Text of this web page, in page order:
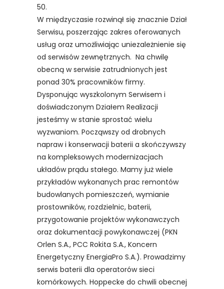
50.
W międzyczasie rozwinął się znacznie Dział
Serwisu, poszerzając zakres oferowanych
usług oraz umożliwiając uniezależnienie się
od serwisów zewnętrznych. Na chwilę
obecną w serwisie zatrudnionych jest
ponad 30% pracowników firmy.
Dysponując wyszkolonym Serwisem i
doświadczonym Działem Realizacji
jesteśmy w stanie sprostać wielu
wyzwaniom. Począwszy od drobnych
napraw i konserwacji baterii a skończywszy
na kompleksowych modernizacjach
układów prądu stałego. Mamy już wiele
przykładów wykonanych prac remontów
budowlanych pomieszczeń, wymianie
prostowników, rozdzielnic, baterii,
przygotowanie projektów wykonawczych
oraz dokumentacji powykonawczej (PKN
Orlen S.A., PCC Rokita S.A., Koncern
Energetyczny EnergiaPro S.A.). Prowadzimy
serwis baterii dla operatorów sieci
komórkowych. Hoppecke do chwili obecnej